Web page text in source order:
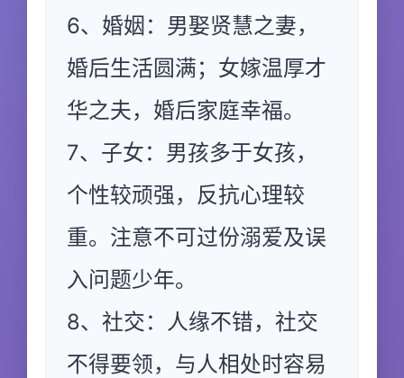
6、婚姻：男娶贤慧之妻，
婚后生活圆满；女嫁温厚才
华之夫，婚后家庭幸福。
7、子女：男孩多于女孩，
个性较顽强，反抗心理较
重。注意不可过份溺爱及误
入问题少年。
8、社交：人缘不错，社交
不得要领，与人相处时容易